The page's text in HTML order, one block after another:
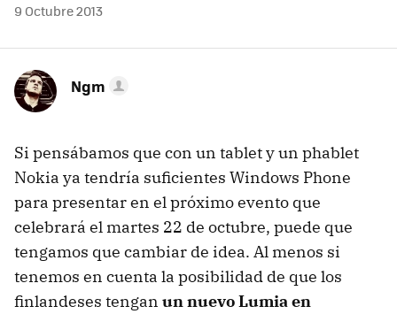
9 Octubre 2013
Ngm
Si pensábamos que con un tablet y un phablet
Nokia ya tendría suficientes Windows Phone
para presentar en el próximo evento que
celebrará el martes 22 de octubre, puede que
tengamos que cambiar de idea. Al menos si
tenemos en cuenta la posibilidad de que los
finlandeses tengan un nuevo Lumia en